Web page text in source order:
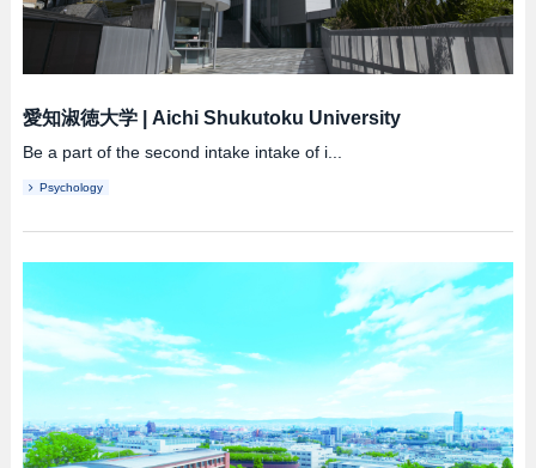
愛知淑徳大学| Aichi Shukutoku University
Be a part of the second intake intake of i...
Psychology